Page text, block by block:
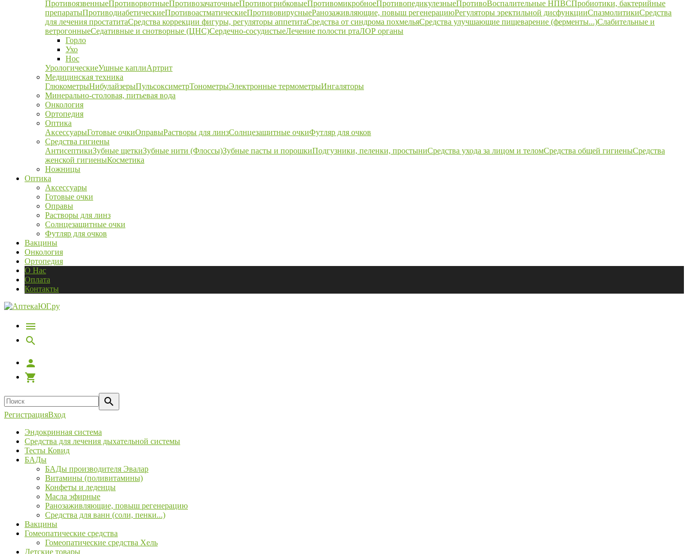
ПротивоязвенныеПротиворвотныеПротивозачаточныеПротивогрибковыеПротивомикробноеПротивопедикулезныеПротивоВоспалительные НПВСПробиотики, бактерийные
препаратыПротиводиабетическиеПротивоастматическиеПротивовирусныеРанозаживляющие, повыш регенерациюРегуляторы эректильной дисфункцииСпазмолитикиСредства
для лечения простатитаСредства коррекции фигуры, регуляторы аппетитаСредства от синдрома похмельяСредства улучшающие пищеварение (ферменты...)Слабительные и
ветрогонныеСедативные и снотворные (ЦНС)Сердечно-сосудистыеЛечение полости ртаЛОР органы
Горло
Ухо
Нос
УрологическиеУшные каплиАртрит
Медицинская техника
ГлюкометрыНибулайзерыПульсоксиметрТонометрыЭлектронные термометрыИнгаляторы
Минерально-столовая, питьевая вода
Онкология
Ортопедия
Оптика
АксессуарыГотовые очкиОправыРастворы для линзСолнцезащитные очкиФутляр для очков
Средства гигиены
АнтисептикиЗубные щеткиЗубные нити (Флоссы)Зубные пасты и порошкиПодгузники, пеленки, простыниСредства ухода за лицом и теломСредства общей гигиеныСредства
женской гигиеныКосметика
Ножницы
Оптика
Аксессуары
Готовые очки
Оправы
Растворы для линз
Солнцезащитные очки
Футляр для очков
Вакцины
Онкология
Ортопедия
О Нас
Оплата
Контакты
РегистрацияВход
Эндокринная система
Средства для лечения дыхательной системы
Тесты Ковид
БАДы
БАДы производителя Эвалар
Витамины (поливитамины)
Конфеты и леденцы
Масла эфирные
Ранозаживляющие, повыш регенерацию
Средства для ванн (соли, пенки...)
Вакцины
Гомеопатические средства
Гомеопатические средства Хель
Детские товары